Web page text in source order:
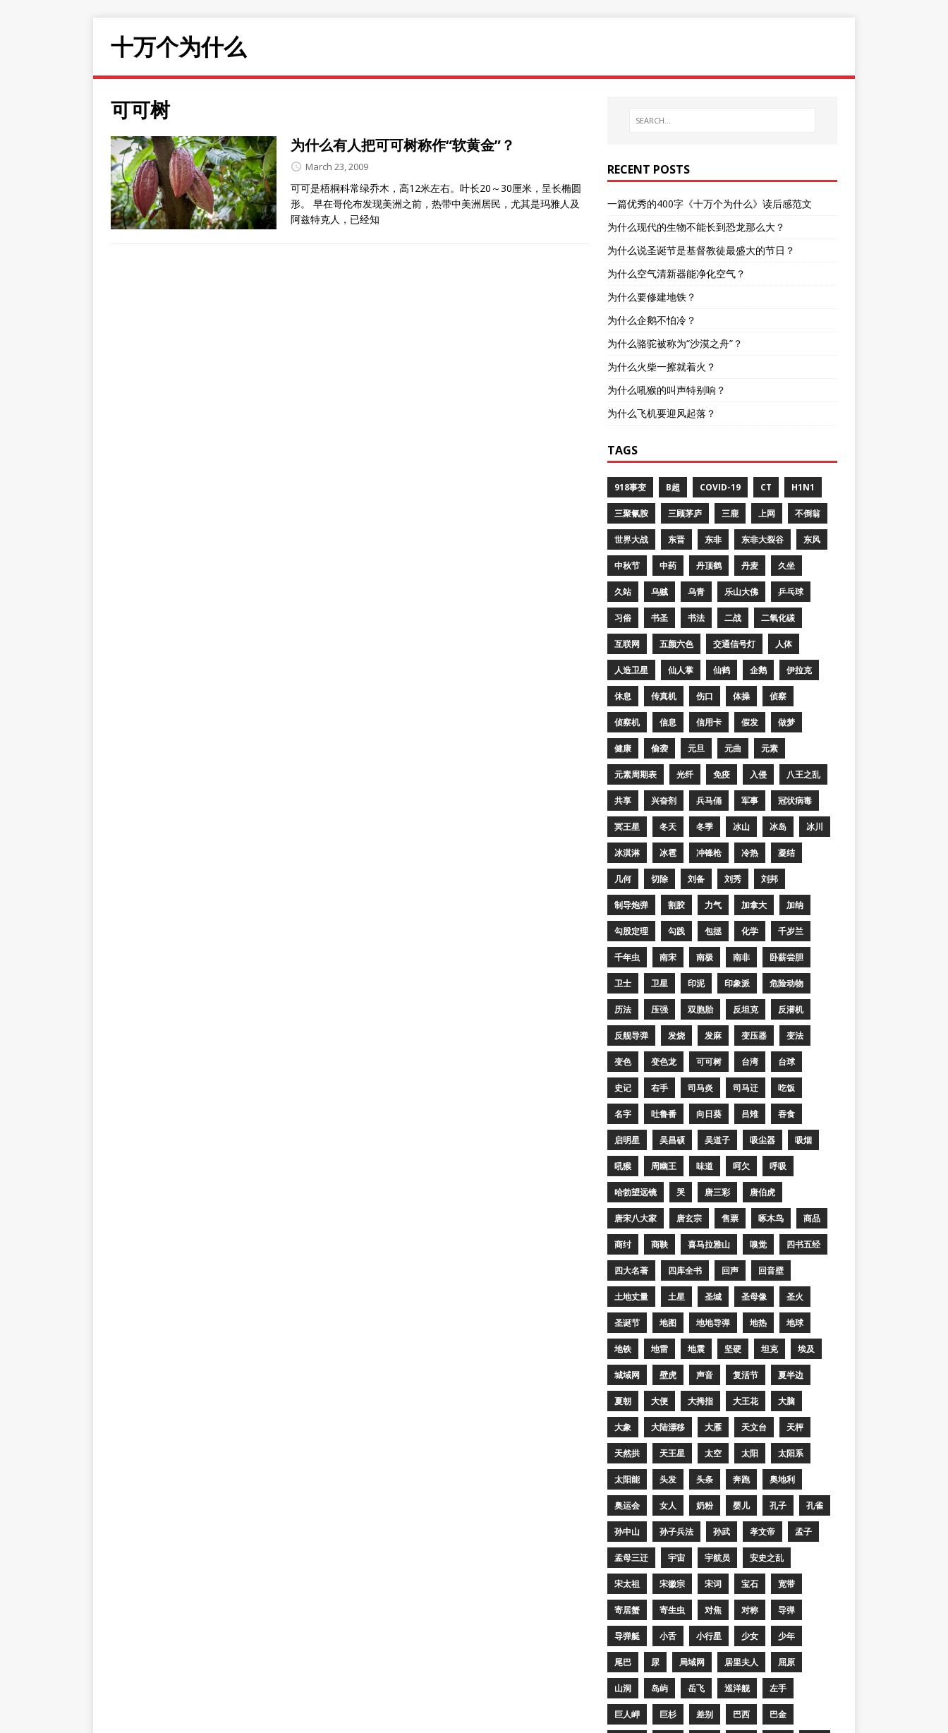
十万个为什么
可可树
为什么有人把可可树称作“软黄金”？
March 23, 2009
可可是梧桐科常绿乔木，高12米左右。叶长20～30厘米，呈长椭圆
形。 早在哥伦布发现美洲之前，热带中美洲居民，尤其是玛雅人及
阿兹特克人，已经知
RECENT POSTS
一篇优秀的400字《十万个为什么》读后感范文
为什么现代的生物不能长到恐龙那么大？
为什么说圣诞节是基督教徒最盛大的节日？
为什么空气清新器能净化空气？
为什么要修建地铁？
为什么企鹅不怕冷？
为什么骆驼被称为“沙漠之舟”？
为什么火柴一擦就着火？
为什么吼猴的叫声特别响？
为什么飞机要迎风起落？
TAGS
918事变 B超 COVID-19 CT H1N1
三聚氰胺 三顾茅庐 三鹿 上网 不倒翁
世界大战 东晋 东非 东非大裂谷 东风
中秋节 中药 丹顶鹤 丹麦 久坐
久站 乌贼 乌青 乐山大佛 乒乓球
习俗 书圣 书法 二战 二氧化碳
互联网 五颜六色 交通信号灯 人体
人造卫星 仙人掌 仙鹤 企鹅 伊拉克
休息 传真机 伤口 体操 侦察
侦察机 信息 信用卡 假发 做梦
健康 偷袭 元旦 元曲 元素
元素周期表 光纤 免疫 入侵 八王之乱
共享 兴奋剂 兵马俑 军事 冠状病毒
冥王星 冬天 冬季 冰山 冰岛 冰川
冰淇淋 冰雹 冲锋枪 冷热 凝结
几何 切除 刘备 刘秀 刘邦
制导炮弹 割胶 力气 加拿大 加纳
勾股定理 勾践 包拯 化学 千岁兰
千年虫 南宋 南极 南非 卧薪尝胆
卫士 卫星 印泥 印象派 危险动物
历法 压强 双胞胎 反坦克 反潜机
反舰导弹 发烧 发麻 变压器 变法
变色 变色龙 可可树 台湾 台球
史记 右手 司马炎 司马迁 吃饭
名字 吐鲁番 向日葵 吕雉 吞食
启明星 吴昌硕 吴道子 吸尘器 吸烟
吼猴 周幽王 味道 呵欠 呼吸
哈勃望远镜 哭 唐三彩 唐伯虎
唐宋八大家 唐玄宗 售票 啄木鸟 商品
商纣 商鞅 喜马拉雅山 嗅觉 四书五经
四大名著 四库全书 回声 回音壁
土地丈量 土星 圣城 圣母像 圣火
圣诞节 地图 地地导弹 地热 地球
地铁 地雷 地震 坚硬 坦克 埃及
城域网 壁虎 声音 复活节 夏半边
夏朝 大便 大拇指 大王花 大脑
大象 大陆漂移 大雁 天文台 天枰
天然拱 天王星 太空 太阳 太阳系
太阳能 头发 头条 奔跑 奥地利
奥运会 女人 奶粉 婴儿 孔子 孔雀
孙中山 孙子兵法 孙武 孝文帝 孟子
孟母三迁 宇宙 宇航员 安史之乱
宋太祖 宋徽宗 宋词 宝石 宽带
寄居蟹 寄生虫 对焦 对称 导弹
导弹艇 小舌 小行星 少女 少年
尾巴 尿 局域网 居里夫人 屈原
山洞 岛屿 岳飞 巡洋舰 左手
巨人岬 巨杉 差别 巴西 巴金